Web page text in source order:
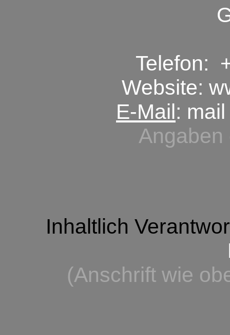
Telefon:
Website:
E-Mail:
Angaben
Inhaltlich
(Anschrift wie